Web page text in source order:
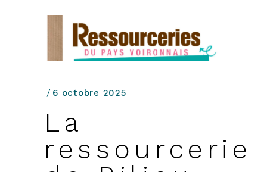
6 octobre 2025
La
ressourcerie